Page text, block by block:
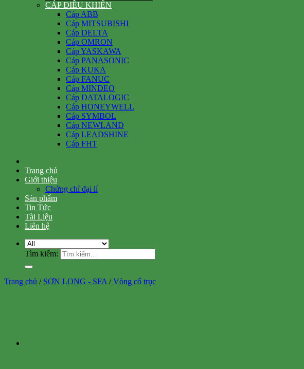
CÁP ĐIỀU KHIỂN
Cáp ABB
Cáp MITSUBISHI
Cáp DELTA
Cáp OMRON
Cáp YASKAWA
Cáp PANASONIC
Cáp KUKA
Cáp FANUC
Cáp MINDEO
Cáp DATALOGIC
Cáp HONEYWELL
Cáp SYMBOL
Cáp NEWLAND
Cáp LEADSHINE
Cáp FHT
Trang chủ
Giới thiệu
Chứng chỉ đại lí
Sản phẩm
Tin Tức
Tài Liệu
Liên hệ
Tìm kiếm:
Trang chủ / SƠN LONG - SFA / Vòng cổ trục